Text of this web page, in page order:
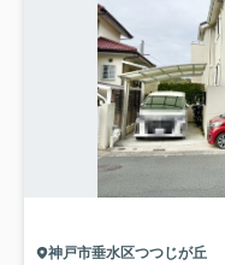
神戸市垂水区つつじが丘